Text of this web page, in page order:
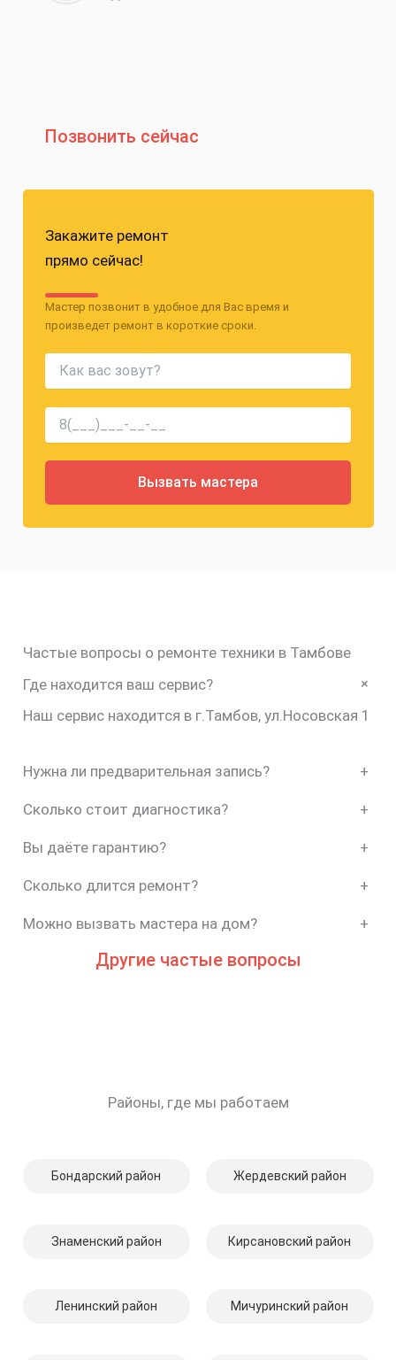
Позвонить сейчас
Закажите ремонт
прямо сейчас!
Мастер позвонит в удобное для Вас время и
произведет ремонт в короткие сроки.
Частые вопросы о ремонте техники в Тамбове
Где находится ваш сервис?
+
Наш сервис находится в г.Тамбов, ул.Носовская 1
Нужна ли предварительная запись? +
Сколько стоит диагностика? +
Вы даёте гарантию? +
Сколько длится ремонт? +
Можно вызвать мастера на дом? +
Другие частые вопросы
Районы, где мы работаем
Бондарский район Жердевский район
Знаменский район Кирсановский район
Ленинский район Мичуринский район